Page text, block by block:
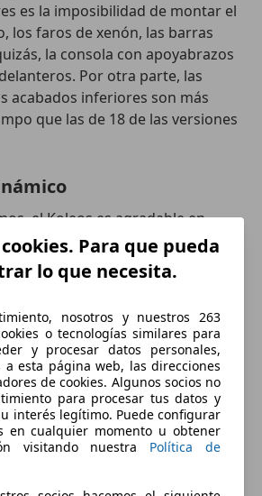
Para que pueda
lo que necesita.
nosotros y nuestros 263
o tecnologías similares para
y procesar datos personales,
a esta página web, las direcciones
de cookies. Algunos socios no
para procesar tus datos y
interés legítimo. Puede configurar
en cualquier momento u obtener
visitando nuestra Política de
es la imposibilidad de montar el
los faros de xenón, las barras
la consola con apoyabrazos
Por otra parte, las
acabados inferiores son más
que las de 18 de las versiones
el Koleos es agradable en
poco siempre y cuando no
límites legales. Su resistencia a
es alta (coeficiente 0,38),
con una importante
lo que necesita más potencia
para ganar velocidad, y eso
tamaño medio-grande que le
dentro y contar con un buen
es 22 centímetros más largo que
que un Scénic y solo cinco menos